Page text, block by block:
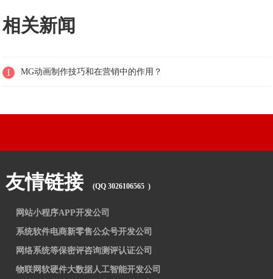
相关新闻
1 MG动画制作技巧和在营销中的作用？
友情链接(QQ 3026106565 )
网站小程序APP开发公司
系统软件电商新零售公众号开发公司
网络系统等保密评咨询测评认证公司
物联网软硬件大数据人工智能开发公司